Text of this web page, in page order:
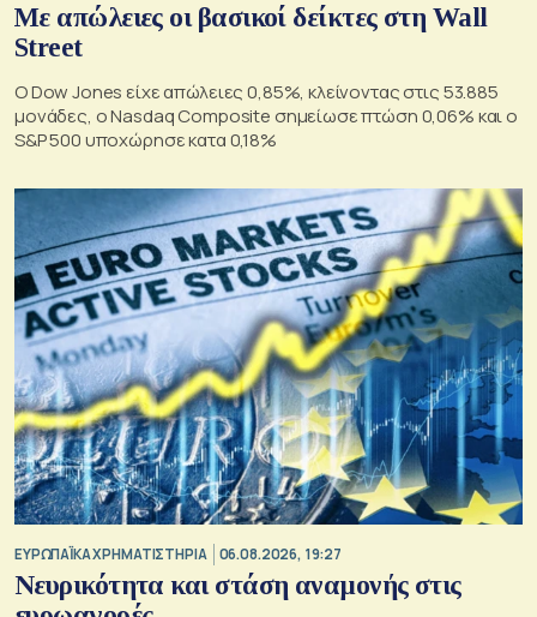
Με απώλειες οι βασικοί δείκτες στη Wall
Street
Ο Dow Jones είχε απώλειες 0,85%, κλείνοντας στις 53.885
μονάδες, ο Nasdaq Composite σημείωσε πτώση 0,06% και ο
S&P 500 υποχώρησε κατα 0,18%
ΕΥΡΩΠΑΪΚΑ ΧΡΗΜΑΤΙΣΤΗΡΙΑ 06.08.2026, 19:27
Νευρικότητα και στάση αναμονής στις